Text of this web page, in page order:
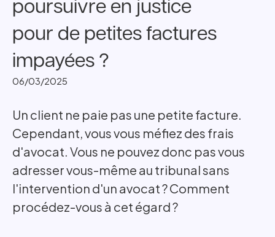
poursuivre en justice
pour de petites factures
impayées ?
06/03/2025
Un client ne paie pas une petite facture.
Cependant, vous vous méfiez des frais
d'avocat. Vous ne pouvez donc pas vous
adresser vous-même au tribunal sans
l'intervention d'un avocat ? Comment
procédez-vous à cet égard ?